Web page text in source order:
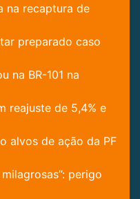
na recaptura de
preparado caso
na BR-101 na
reajuste de 5,4% e
alvos de ação da PF
perigo